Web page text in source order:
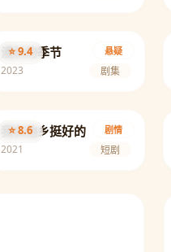
⭐ 9.4 悬疑
漫长的季节
2023 剧集
⭐ 8.6 剧情
我在他乡挺好的
2021 短剧